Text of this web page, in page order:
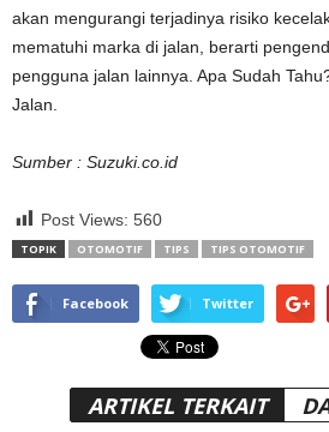
akan mengurangi terjadinya risiko
mematuhi marka di jalan, berarti
pengguna jalan lainnya. Apa Sudah
Jalan.
Sumber : Suzuki.co.id
Post Views: 560
TOPIK OTOMOTIF TIPS TIPS OTOMOTIF
Facebook Twitter
ARTIKEL TERKAIT